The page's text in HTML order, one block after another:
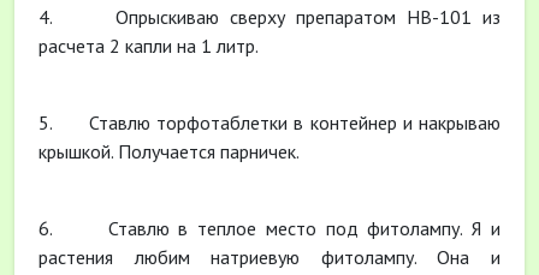
4. Опрыскиваю сверху препаратом НВ-101 из
расчета 2 капли на 1 литр.
5. Ставлю торфотаблетки в контейнер и накрываю
крышкой. Получается парничек.
6. Ставлю в теплое место под фитолампу. Я и
растения любим натриевую фитолампу. Она и